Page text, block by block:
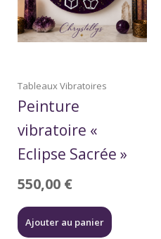
Tableaux Vibratoires
Peinture
vibratoire «
Eclipse Sacrée »
550,00 €
Ajouter au panier